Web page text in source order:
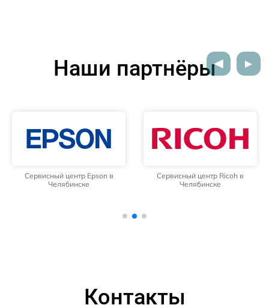
Наши партнёры
Сервисный центр Epson в
Челябинске
Сервисный центр Ricoh в
Челябинске
Контакты